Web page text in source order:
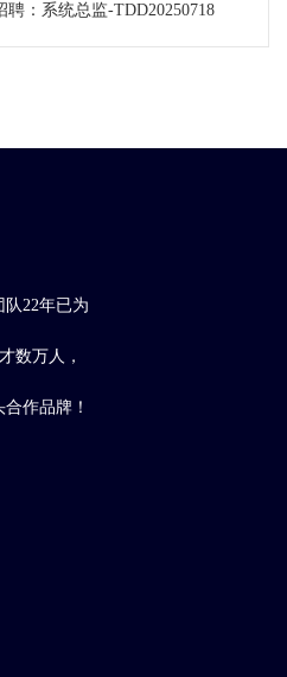
：系统总监-TDD20250718
22年已为
数万人，
作品牌！